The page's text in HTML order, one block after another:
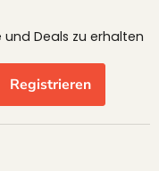
Deals zu erhalten
Registrieren